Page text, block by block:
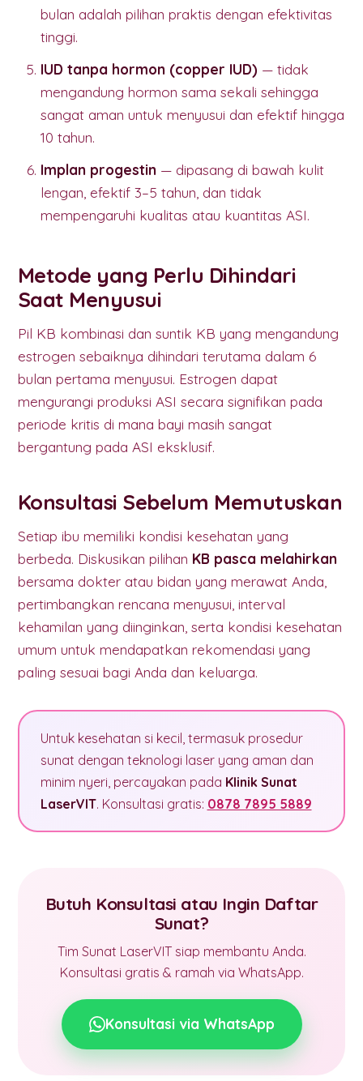
bulan adalah pilihan praktis dengan efektivitas
tinggi.
IUD tanpa hormon (copper IUD) — tidak
mengandung hormon sama sekali sehingga
sangat aman untuk menyusui dan efektif hingga
10 tahun.
Implan progestin — dipasang di bawah kulit
lengan, efektif 3–5 tahun, dan tidak
mempengaruhi kualitas atau kuantitas ASI.
Metode yang Perlu Dihindari
Saat Menyusui
Pil KB kombinasi dan suntik KB yang mengandung
estrogen sebaiknya dihindari terutama dalam 6
bulan pertama menyusui. Estrogen dapat
mengurangi produksi ASI secara signifikan pada
periode kritis di mana bayi masih sangat
bergantung pada ASI eksklusif.
Konsultasi Sebelum Memutuskan
Setiap ibu memiliki kondisi kesehatan yang
berbeda. Diskusikan pilihan KB pasca melahirkan
bersama dokter atau bidan yang merawat Anda,
pertimbangkan rencana menyusui, interval
kehamilan yang diinginkan, serta kondisi kesehatan
umum untuk mendapatkan rekomendasi yang
paling sesuai bagi Anda dan keluarga.
Untuk kesehatan si kecil, termasuk prosedur
sunat dengan teknologi laser yang aman dan
minim nyeri, percayakan pada Klinik Sunat
LaserVIT. Konsultasi gratis: 0878 7895 5889
Butuh Konsultasi atau Ingin Daftar
Sunat?
Tim Sunat LaserVIT siap membantu Anda.
Konsultasi gratis & ramah via WhatsApp.
Konsultasi via WhatsApp